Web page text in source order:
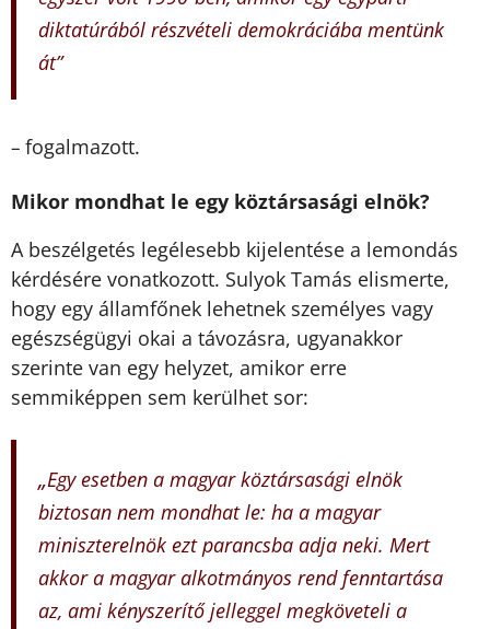
diktatúrából részvételi demokráciába mentünk
át”
– fogalmazott.
Mikor mondhat le egy köztársasági elnök?
A beszélgetés legélesebb kijelentése a lemondás
kérdésére vonatkozott. Sulyok Tamás elismerte,
hogy egy államfőnek lehetnek személyes vagy
egészségügyi okai a távozásra, ugyanakkor
szerinte van egy helyzet, amikor erre
semmiképpen sem kerülhet sor:
„Egy esetben a magyar köztársasági elnök
biztosan nem mondhat le: ha a magyar
miniszterelnök ezt parancsba adja neki. Mert
akkor a magyar alkotmányos rend fenntartása
az, ami kényszerítő jelleggel megköveteli a